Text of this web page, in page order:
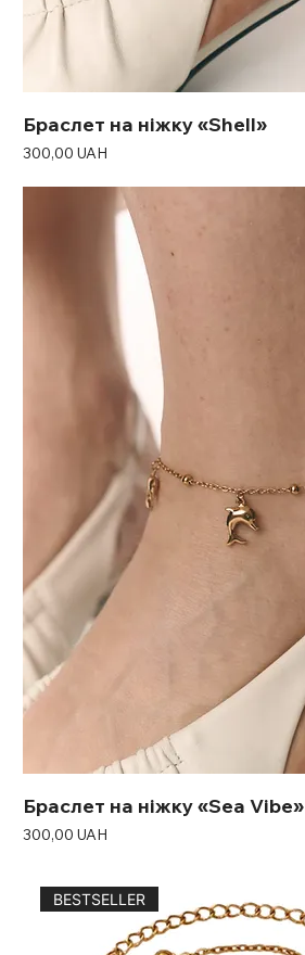
Браслет на ніжку «Shell»
Ціна
300,00 UAH
Браслет на ніжку «Sea Vibe»
Ціна
300,00 UAH
BESTSELLER